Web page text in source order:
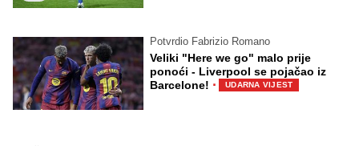
Potvrdio Fabrizio Romano
Veliki "Here we go" malo prije
ponoći - Liverpool se pojačao iz
Barcelone! · UDARNA VIJEST